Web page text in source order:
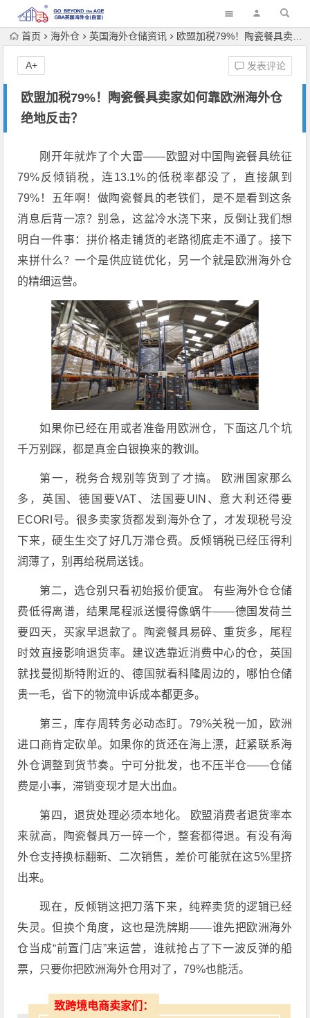
首页 海外仓 英国海外仓储资讯 欧盟加税79%！陶瓷餐具卖家如何靠欧洲海外仓绝地反击？
欧盟加税79%！陶瓷餐具卖家如何靠欧洲海外仓
绝地反击？
发表评论
A+
刚开年就炸了个大雷——欧盟对中国陶瓷餐具统征
79%反倾销税，连13.1%的低税率都没了，直接飙到
79%！五年啊！做陶瓷餐具的老铁们，是不是看到这条
消息后背一凉？别急，这盆冷水浇下来，反倒让我们想
明白一件事：拼价格走铺货的老路彻底走不通了。接下
来拼什么？一个是供应链优化，另一个就是欧洲海外仓
的精细运营。
如果你已经在用或者准备用欧洲仓，下面这几个坑
千万别踩，都是真金白银换来的教训。
第一，税务合规别等货到了才搞。 欧洲国家那么
多，英国、德国要VAT、法国要UIN、意大利还得要
ECORI号。很多卖家货都发到海外仓了，才发现税号没
下来，硬生生交了好几万滞仓费。反倾销税已经压得利
润薄了，别再给税局送钱。
第二，选仓别只看初始报价便宜。 有些海外仓仓储
费低得离谱，结果尾程派送慢得像蜗牛——德国发荷兰
要四天，买家早退款了。陶瓷餐具易碎、重货多，尾程
时效直接影响退货率。建议选靠近消费中心的仓，英国
就找曼彻斯特附近的、德国就看科隆周边的，哪怕仓储
贵一毛，省下的物流申诉成本都更多。
第三，库存周转务必动态盯。79%关税一加，欧洲
进口商肯定砍单。如果你的货还在海上漂，赶紧联系海
外仓调整到货节奏。宁可分批发，也不压半仓——仓储
费是小事，滞销变现才是大出血。
第四，退货处理必须本地化。 欧盟消费者退货率本
来就高，陶瓷餐具万一碎一个，整套都得退。有没有海
外仓支持换标翻新、二次销售，差价可能就在这5%里挤
出来。
现在，反倾销这把刀落下来，纯粹卖货的逻辑已经
失灵。但换个角度，这也是洗牌期——谁先把欧洲海外
仓当成“前置门店”来运营，谁就抢占了下一波反弹的船
票，只要你把欧洲海外仓用对了，79%也能活。
致跨境电商卖家们：